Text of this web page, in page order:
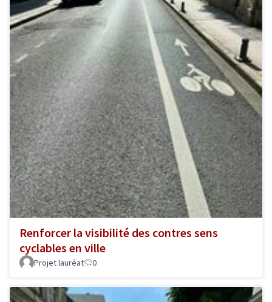
Renforcer la visibilité des contres sens
cyclables en ville
Projet lauréat 0